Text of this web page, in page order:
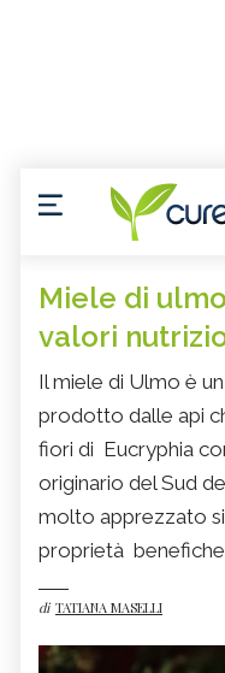
Miele di
valori
Il miele di Ulmo è
prodotto dalle api
fiori di Eucryphia
originario del Sud
molto apprezzato
proprietà
di TATIANA MASELLI